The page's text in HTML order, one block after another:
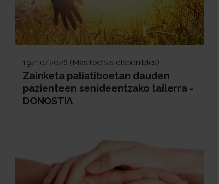
19/10/2026 (Más fechas disponibles)
Zainketa paliatiboetan dauden
pazienteen senideentzako tailerra -
DONOSTIA